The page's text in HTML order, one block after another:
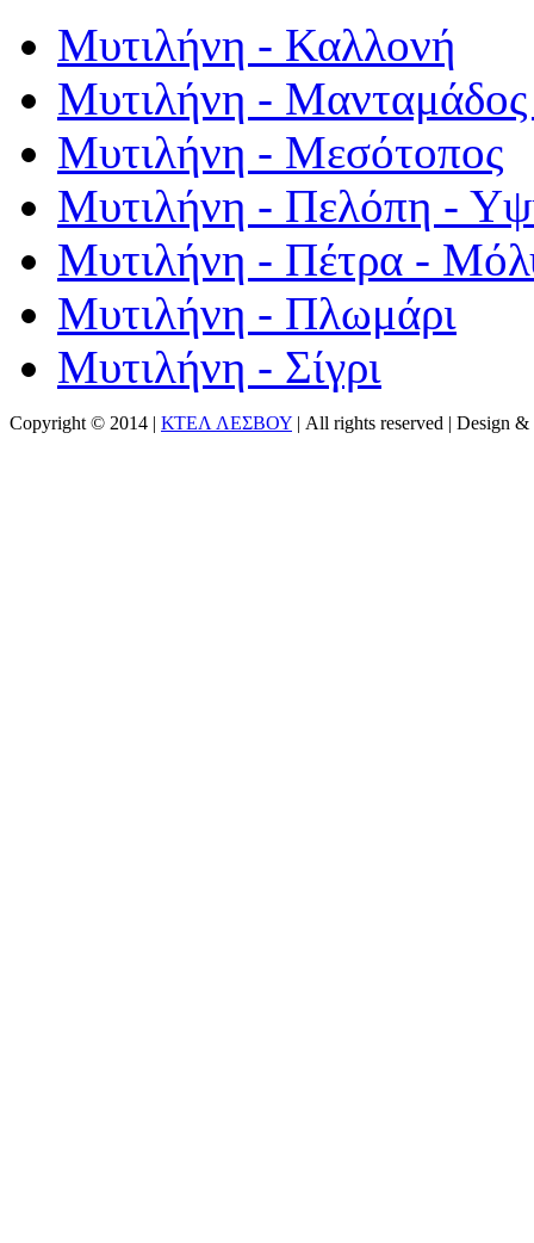
Μυτιλήνη - Καλλονή
Μυτιλήνη - Μανταμάδος
Μυτιλήνη - Μεσότοπος
Μυτιλήνη - Πελόπη -
Μυτιλήνη - Πέτρα -
Μυτιλήνη - Πλωμάρι
Μυτιλήνη - Σίγρι
Copyright © 2014 | ΚΤΕΛ ΛΕΣΒΟΥ | All rights reserved | Design &